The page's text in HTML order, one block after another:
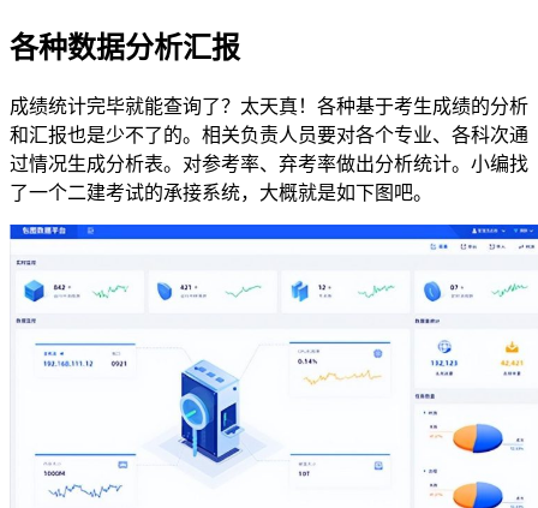
各种数据分析汇报
成绩统计完毕就能查询了？太天真！各种基于考生成绩的分析
和汇报也是少不了的。相关负责人员要对各个专业、各科次通
过情况生成分析表。对参考率、弃考率做出分析统计。小编找
了一个二建考试的承接系统，大概就是如下图吧。